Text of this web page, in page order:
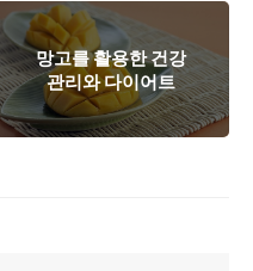
망고를 활용한 건강
관리와 다이어트